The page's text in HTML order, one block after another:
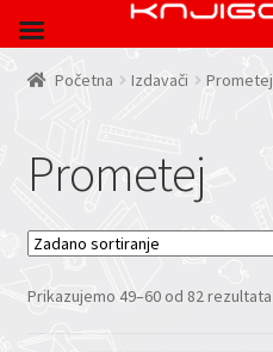
Početna Izdavači Prometej
Prometej
Prikazujemo 49–60 od 82 rezultata